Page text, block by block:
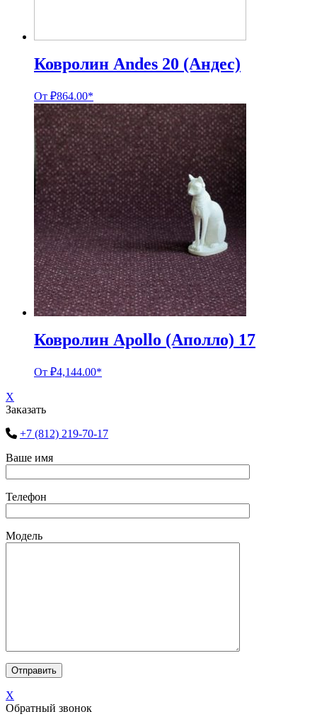
Ковролин Andes 20 (Андес)
От ₽864.00*
Ковролин Apollo (Аполло) 17
От ₽4,144.00*
X
Заказать
+7 (812) 219-70-17
Ваше имя
Телефон
Модель
X
Обратный звонок